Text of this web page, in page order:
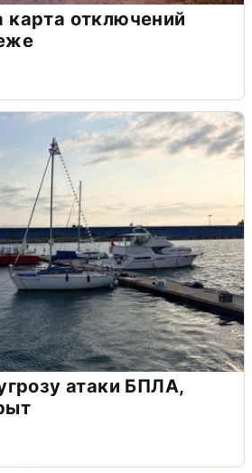
карта отключений
атаки БПЛА,